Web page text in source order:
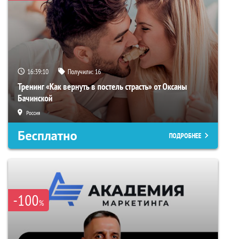
16:39:09 Получили:16
Тренинг «Как вернуть в постель страсть» от Оксаны
Бачинской
Россия
Бесплатно ПОДРОБНЕЕ
-100%